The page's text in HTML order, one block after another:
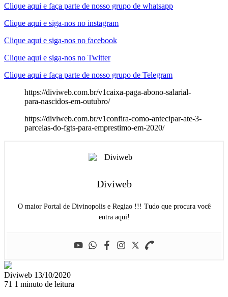
Clique aqui e faça parte de nosso grupo de whatsapp
Clique aqui e siga-nos no instagram
Clique aqui e siga-nos no facebook
Clique aqui e siga-nos no Twitter
Clique aqui e faça parte de nosso grupo de Telegram
https://diviweb.com.br/v1caixa-paga-abono-salarial-
para-nascidos-em-outubro/
https://diviweb.com.br/v1confira-como-antecipar-ate-3-
parcelas-do-fgts-para-emprestimo-em-2020/
Diviweb
O maior Portal de Divinopolis e Regiao !!! Tudo que procura você
entra aqui!
Diviweb Mande
um
13/10/2020
71 1 minuto de leitura